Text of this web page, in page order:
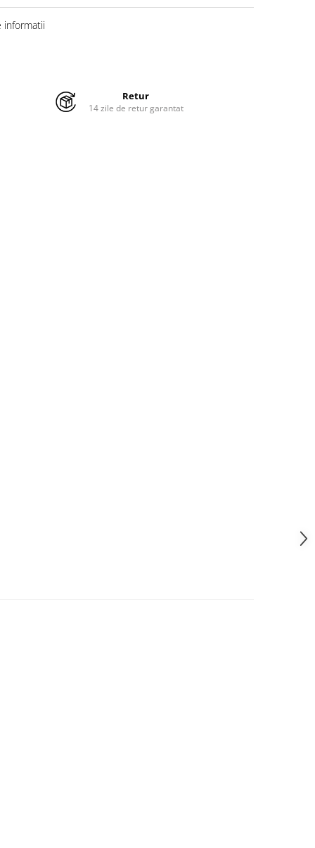
informatii
Retur
14 zile de retur garantat